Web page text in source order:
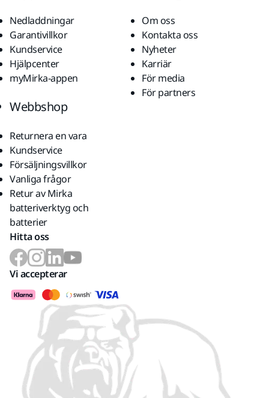
Nedladdningar
Garantivillkor
Kundservice
Hjälpcenter
myMirka-appen
Om oss
Kontakta oss
Nyheter
Karriär
För media
För partners
Webbshop
Returnera en vara
Kundservice
Försäljningsvillkor
Vanliga frågor
Retur av Mirka
batteriverktyg och
batterier
Hitta oss
Vi accepterar